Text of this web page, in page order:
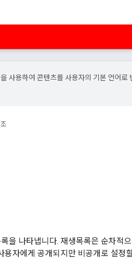
사용하여 콘텐츠를 사용자의 기본 언어로
을 나타냅니다. 재생목록은 순차적
용자에게 공개되지만 비공개로 설정